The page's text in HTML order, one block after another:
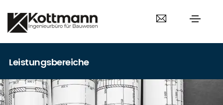
Leistungsbereiche